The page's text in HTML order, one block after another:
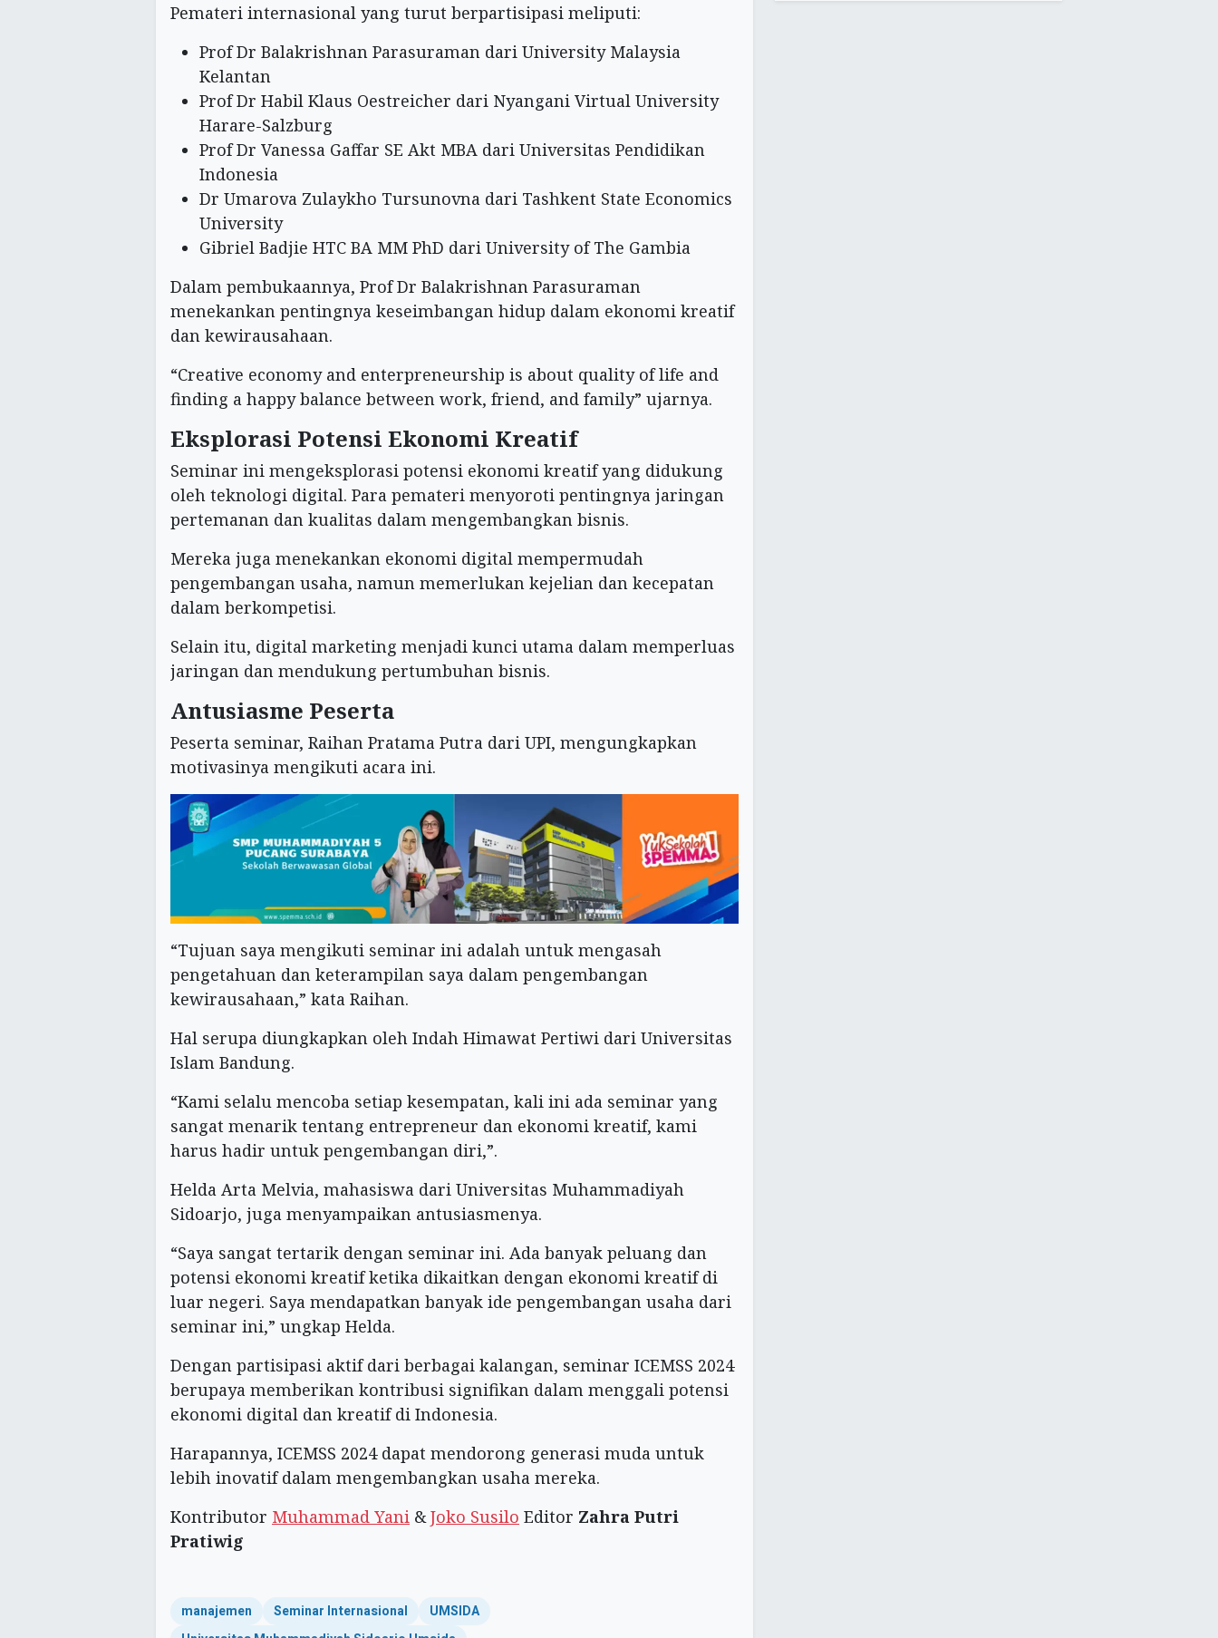
Pemateri internasional yang turut berpartisipasi meliputi:
Prof Dr Balakrishnan Parasuraman dari University Malaysia
Kelantan
Prof Dr Habil Klaus Oestreicher dari Nyangani Virtual University
Harare-Salzburg
Prof Dr Vanessa Gaffar SE Akt MBA dari Universitas Pendidikan
Indonesia
Dr Umarova Zulaykho Tursunovna dari Tashkent State Economics
University
Gibriel Badjie HTC BA MM PhD dari University of The Gambia
Dalam pembukaannya, Prof Dr Balakrishnan Parasuraman
menekankan pentingnya keseimbangan hidup dalam ekonomi kreatif
dan kewirausahaan.
“Creative economy and enterpreneurship is about quality of life and
finding a happy balance between work, friend, and family” ujarnya.
Eksplorasi Potensi Ekonomi Kreatif
Seminar ini mengeksplorasi potensi ekonomi kreatif yang didukung
oleh teknologi digital. Para pemateri menyoroti pentingnya jaringan
pertemanan dan kualitas dalam mengembangkan bisnis.
Mereka juga menekankan ekonomi digital mempermudah
pengembangan usaha, namun memerlukan kejelian dan kecepatan
dalam berkompetisi.
Selain itu, digital marketing menjadi kunci utama dalam memperluas
jaringan dan mendukung pertumbuhan bisnis.
Antusiasme Peserta
Peserta seminar, Raihan Pratama Putra dari UPI, mengungkapkan
motivasinya mengikuti acara ini.
“Tujuan saya mengikuti seminar ini adalah untuk mengasah
pengetahuan dan keterampilan saya dalam pengembangan
kewirausahaan,” kata Raihan.
Hal serupa diungkapkan oleh Indah Himawat Pertiwi dari Universitas
Islam Bandung.
“Kami selalu mencoba setiap kesempatan, kali ini ada seminar yang
sangat menarik tentang entrepreneur dan ekonomi kreatif, kami
harus hadir untuk pengembangan diri,”.
Helda Arta Melvia, mahasiswa dari Universitas Muhammadiyah
Sidoarjo, juga menyampaikan antusiasmenya.
“Saya sangat tertarik dengan seminar ini. Ada banyak peluang dan
potensi ekonomi kreatif ketika dikaitkan dengan ekonomi kreatif di
luar negeri. Saya mendapatkan banyak ide pengembangan usaha dari
seminar ini,” ungkap Helda.
Dengan partisipasi aktif dari berbagai kalangan, seminar ICEMSS 2024
berupaya memberikan kontribusi signifikan dalam menggali potensi
ekonomi digital dan kreatif di Indonesia.
Harapannya, ICEMSS 2024 dapat mendorong generasi muda untuk
lebih inovatif dalam mengembangkan usaha mereka.
Kontributor Muhammad Yani & Joko Susilo Editor Zahra Putri
Pratiwig
manajemen Seminar Internasional
UMSIDA